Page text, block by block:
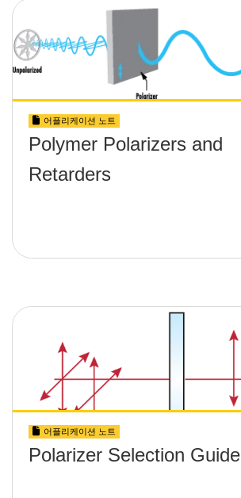
어플리케이션 노트
Polymer Polarizers and
Retarders
어플리케이션 노트
Polarizer Selection Guide